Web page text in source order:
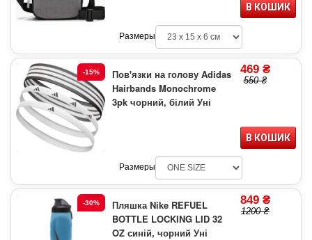
В КОШИК
Размеры
-15%
Пов'язки на голову Adidas
Hairbands Monochrome
3pk чорний, білий Уні
469 ₴
550 ₴
В КОШИК
Размеры
-30%
Пляшка Nike REFUEL
BOTTLE LOCKING LID 32
OZ синій, чорний Уні
849 ₴
1200 ₴